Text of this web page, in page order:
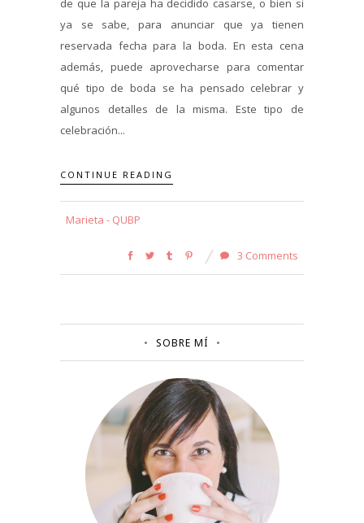
de que la pareja ha decidido casarse, o bien si
ya se sabe, para anunciar que ya tienen
reservada fecha para la boda. En esta cena
además, puede aprovecharse para comentar
qué tipo de boda se ha pensado celebrar y
algunos detalles de la misma. Este tipo de
celebración...
CONTINUE READING
Marieta - QUBP
3 Comments
SOBRE MÍ